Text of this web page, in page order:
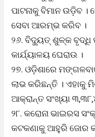
ପାଟନାକୁ ବିମାନ ଉଡ଼ିବ ।
ସେବା ଆରମ୍ଭ କରିବ ।
୨୬. ବିଦ୍ୟୁତ୍ ଶୁଳ୍କ ବୃଦ୍ଧି
କାର୍ଯ୍ୟାଳୟ ଘେରାଉ ।
୨୭. ଓଡ଼ିଶାରେ
ଲାଭ କରିଛନ୍ତି । ଏହାକୁ
ଆକ୍ରାନ୍ତ ସଂଖ୍ୟା
୨୮. କରୋନା ଭାଇରସ
କଟକଣାକୁ ଆହୁରି ଜୋର